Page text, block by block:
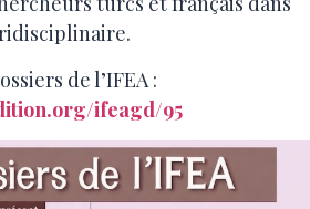
de l’IFEA :
ifeagd/95